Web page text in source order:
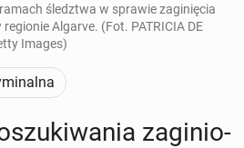
śledztwa w sprawie zaginięcia
Algarve. (Fot. PATRICIA DE
Images)
za­gi­nio­